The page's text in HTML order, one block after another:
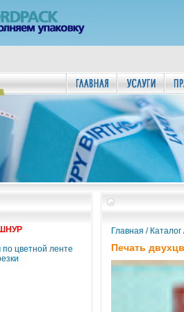
цветной ленте
Главная / Каталог
Печать